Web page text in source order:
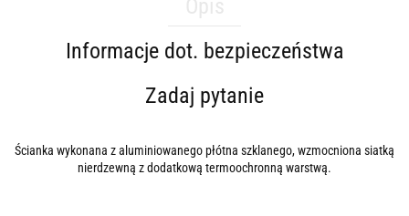
Informacje dot. bezpieczeństwa
Zadaj pytanie
Ścianka wykonana z aluminiowanego płótna szklanego, wzmocniona siatką
nierdzewną z dodatkową termoochronną warstwą.